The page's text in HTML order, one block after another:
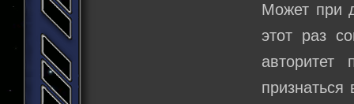
Может при
этот раз